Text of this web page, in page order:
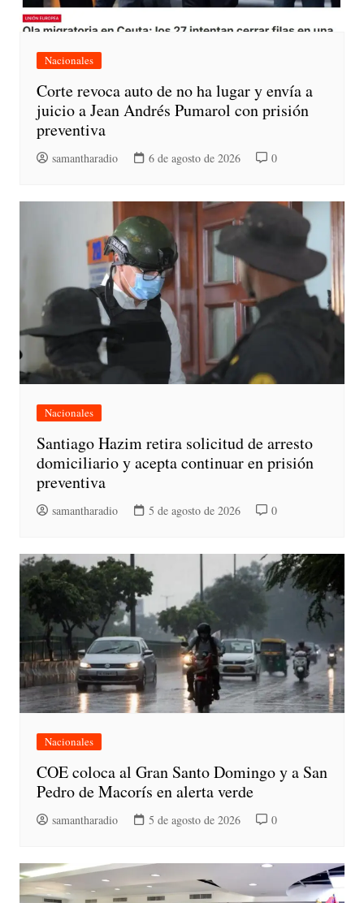
Nacionales
Corte revoca auto de no ha lugar y envía a
juicio a Jean Andrés Pumarol con prisión
preventiva
samantharadio 6 de agosto de 2026 0
Nacionales
Santiago Hazim retira solicitud de arresto
domiciliario y acepta continuar en prisión
preventiva
samantharadio 5 de agosto de 2026 0
Nacionales
COE coloca al Gran Santo Domingo y a San
Pedro de Macorís en alerta verde
samantharadio 5 de agosto de 2026 0